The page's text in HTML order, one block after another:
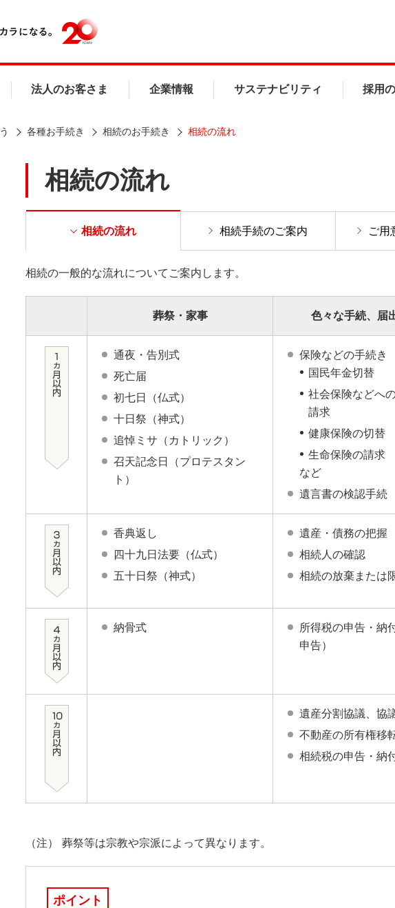
法人のお客さま 企業情報 サステナビリティ 採用
各種お手続き 相続のお手続き 相続の流れ
相続の流れ
相続の流れ 相続手続のご案内 ご用
相続の一般的な流れについてご案内します。
葬祭・家事 色々な手続、届
通夜・告別式
死亡届
初七日（仏式）
十日祭（神式）
追悼ミサ（カトリック）
召天記念日（プロテスタン
ト）
保険などの手続き
国民年金切替
社会保険などへ
請求
健康保険の切替
生命保険の請求
など
遺言書の検認手続
香典返し
四十九日法要（仏式）
五十日祭（神式）
遺産・債務の把握
相続人の確認
相続の放棄または
納骨式
所得税の申告・納
申告）
遺産分割協議、協
不動産の所有権移
相続税の申告・納
（注） 葬祭等は宗教や宗派によって異なります。
ポイント